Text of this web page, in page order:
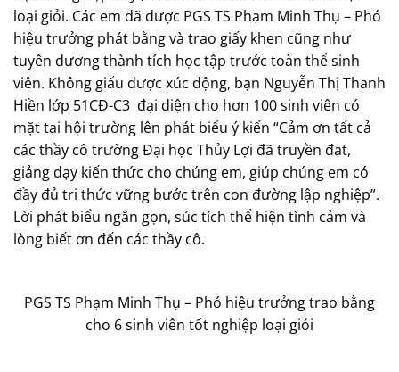
loại giỏi. Các em đã được PGS TS Phạm Minh Thụ – Phó
hiệu trưởng phát bằng và trao giấy khen cũng như
tuyên dương thành tích học tập trước toàn thể sinh
viên. Không giấu được xúc động, bạn Nguyễn Thị Thanh
Hiền lớp 51CĐ-C3 đại diện cho hơn 100 sinh viên có
mặt tại hội trường lên phát biểu ý kiến “Cảm ơn tất cả
các thầy cô trường Đại học Thủy Lợi đã truyền đạt,
giảng dạy kiến thức cho chúng em, giúp chúng em có
đầy đủ tri thức vững bước trên con đường lập nghiệp”.
Lời phát biểu ngắn gọn, súc tích thể hiện tình cảm và
lòng biết ơn đến các thầy cô.
PGS TS Phạm Minh Thụ – Phó hiệu trưởng trao bằng
cho 6 sinh viên tốt nghiệp loại giỏi